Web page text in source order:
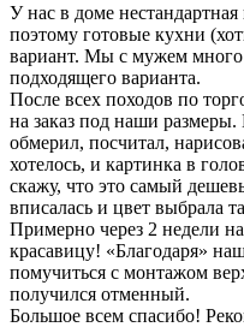
У нас в доме
поэтому готовые кухни
вариант. Мы с мужем
подходящего варианта.
После всех походов по
на заказ под наши
обмерил, посчитал,
хотелось, и картинка в
скажу, что это самый
вписалась и цвет выбрала
Примерно через 2 недели
красавицу! «Благодаря»
помучиться с монтажом
получился отменный.
Большое всем спасибо!